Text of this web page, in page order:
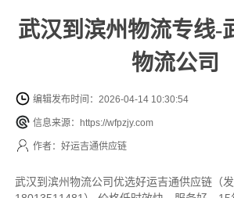
武汉到滨州物流专线-
物流公司
编辑发布时间：2026-04-14 10:30:54
信息来源：https://wfpzjy.com
作者：好运吉通供应链
武汉到滨州物流公司优选好运吉通供应链（发